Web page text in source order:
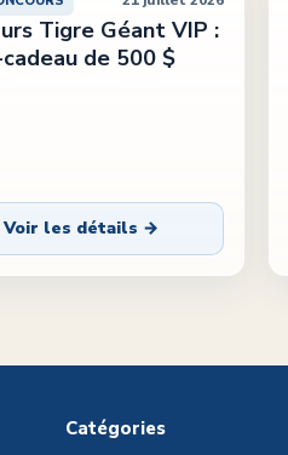
Tigre Géant VIP :
de 500 $
Voir les détails →
Catégories